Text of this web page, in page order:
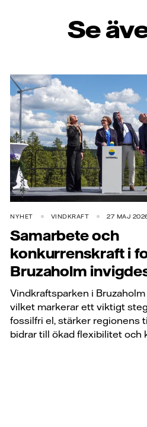
Se
NYHET VINDKRAFT 27 MAJ
Samarbete och
konkurrenskraft i
Bruzaholm
Vindkraftsparken i
vilket markerar ett viktigt
fossilfri el, stärker regionens
bidrar till ökad flexibilitet och